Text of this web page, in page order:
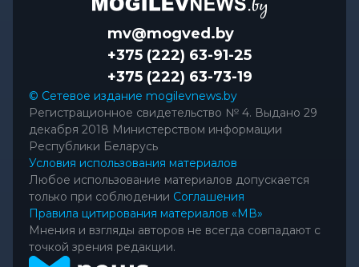
mv@mogved.by
+375 (222) 63-91-25
+375 (222) 63-73-19
© Сетевое издание mogilevnews.by
Регистрационное свидетельство № 4. Выдано 29
декабря 2018 Министерством информации
Республики Беларусь
Условия использования материалов
Любое использование материалов допускается
только при соблюдении Соглашения
Правила цитирования материалов «МВ»
Мнения и взгляды авторов не всегда совпадают с
точкой зрения редакции.